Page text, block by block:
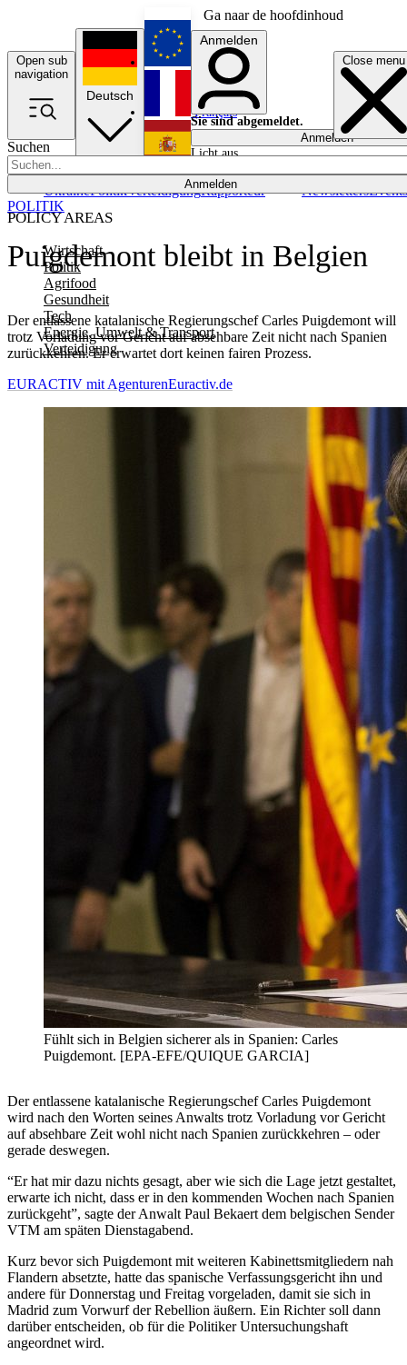
Ga naar de hoofdinhoud
Open sub
navigation
Close menu
Suchen
Anmelden
POLICY AREAS
Wirtschaft
Politik
Agrifood
Gesundheit
Tech
Energie, Umwelt & Transport
Verteidigung
UkrainePolitikVerteidigungRapporteur NewslettersEvents
Deutsch
English
Français
Anmelden
Sie sind abgemeldet.
Anmelden
Licht aus
Puigdemont bleibt in Belgien
Der entlassene katalanische Regierungschef Carles Puigdemont will
trotz Vorladung vor Gericht auf absehbare Zeit nicht nach Spanien
zurückkehren. Er erwartet dort keinen fairen Prozess.
POLITIK
EURACTIV mit AgenturenEuractiv.de
Fühlt sich in Belgien sicherer als in Spanien: Carles
Puigdemont. [EPA-EFE/QUIQUE GARCIA]
Der entlassene katalanische Regierungschef Carles Puigdemont
wird nach den Worten seines Anwalts trotz Vorladung vor Gericht
auf absehbare Zeit wohl nicht nach Spanien zurückkehren – oder
gerade deswegen.
“Er hat mir dazu nichts gesagt, aber wie sich die Lage jetzt gestaltet,
erwarte ich nicht, dass er in den kommenden Wochen nach Spanien
zurückgeht”, sagte der Anwalt Paul Bekaert dem belgischen Sender
VTM am späten Dienstagabend.
Kurz bevor sich Puigdemont mit weiteren Kabinettsmitgliedern nah
Flandern absetzte, hatte das spanische Verfassungsgericht ihn und
andere für Donnerstag und Freitag vorgeladen, damit sie sich in
Madrid zum Vorwurf der Rebellion äußern. Ein Richter soll dann
darüber entscheiden, ob für die Politiker Untersuchungshaft
angeordnet wird.